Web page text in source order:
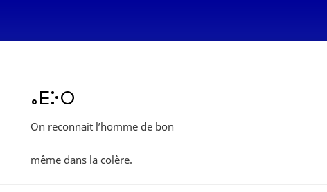
ⴰⴹⴾⵔ
On reconnait l’homme de bon
même dans la colère.